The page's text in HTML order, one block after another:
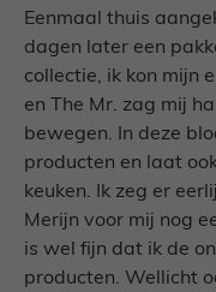
Eenmaal thuis
dagen later een
collectie, ik kon mijn
en The Mr. zag mij
bewegen. In deze
producten en laat
keuken. Ik zeg er
Merijn voor mij nog
is wel fijn dat ik de
producten. Wellicht